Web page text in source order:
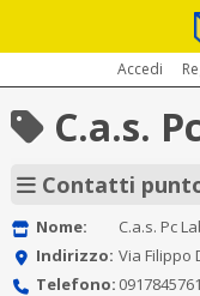
Accedi
C.a.s.
Contatti
Nome:
C.a.s. Pc
Indirizzo: Via Filippo
Telefono: 0917845761